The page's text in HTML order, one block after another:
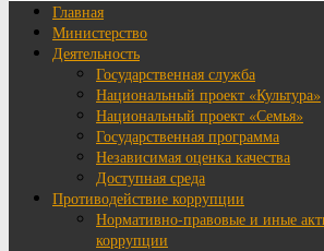
Главная
Министерство
Деятельность
Государственная служба
Национальный проект «Культура»
Национальный проект «Семья»
Государственная программа
Независимая оценка качества
Доступная среда
Противодействие коррупции
Нормативно-правовые и иные
коррупции